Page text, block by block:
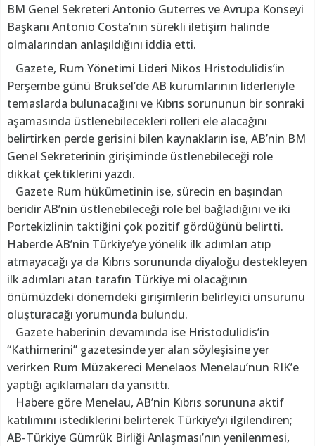
BM Genel Sekreteri Antonio Guterres ve Avrupa Konseyi
Başkanı Antonio Costa’nın sürekli iletişim halinde
olmalarından anlaşıldığını iddia etti.
Gazete, Rum Yönetimi Lideri Nikos Hristodulidis’in
Perşembe günü Brüksel’de AB kurumlarının liderleriyle
temaslarda bulunacağını ve Kıbrıs sorununun bir sonraki
aşamasında üstlenebilecekleri rolleri ele alacağını
belirtirken perde gerisini bilen kaynakların ise, AB’nin BM
Genel Sekreterinin girişiminde üstlenebileceği role
dikkat çektiklerini yazdı.
Gazete Rum hükümetinin ise, sürecin en başından
beridir AB’nin üstlenebileceği role bel bağladığını ve iki
Portekizlinin taktiğini çok pozitif gördüğünü belirtti.
Haberde AB’nin Türkiye’ye yönelik ilk adımları atıp
atmayacağı ya da Kıbrıs sorununda diyaloğu destekleyen
ilk adımları atan tarafın Türkiye mi olacağının
önümüzdeki dönemdeki girişimlerin belirleyici unsurunu
oluşturacağı yorumunda bulundu.
Gazete haberinin devamında ise Hristodulidis’in
“Kathimerini” gazetesinde yer alan söyleşisine yer
verirken Rum Müzakereci Menelaos Menelau’nun RIK’e
yaptığı açıklamaları da yansıttı.
Habere göre Menelau, AB’nin Kıbrıs sorununa aktif
katılımını istediklerini belirterek Türkiye’yi ilgilendiren;
AB-Türkiye Gümrük Birliği Anlaşması’nın yenilenmesi,